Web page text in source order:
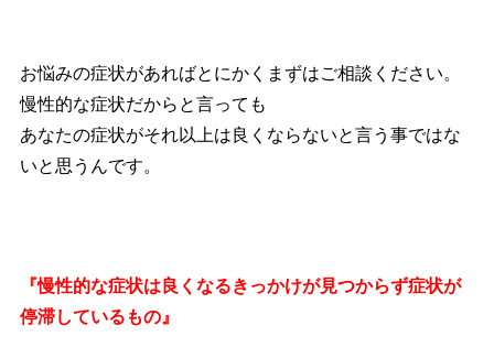
お悩みの症状があればとにかくまずはご相談ください。
慢性的な症状だからと言っても
あなたの症状がそれ以上は良くならないと言う事ではな
いと思うんです。
『慢性的な症状は良くなるきっかけが見つからず症状が
停滞しているもの』